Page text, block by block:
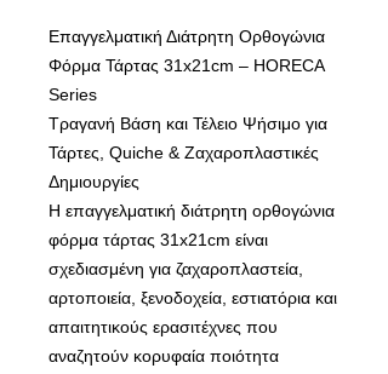
Επαγγελματική Διάτρητη Ορθογώνια
Φόρμα Τάρτας 31x21cm – HORECA
Series
Τραγανή Βάση και Τέλειο Ψήσιμο για
Τάρτες, Quiche & Ζαχαροπλαστικές
Δημιουργίες
Η επαγγελματική διάτρητη ορθογώνια
φόρμα τάρτας 31x21cm είναι
σχεδιασμένη για ζαχαροπλαστεία,
αρτοποιεία, ξενοδοχεία, εστιατόρια και
απαιτητικούς ερασιτέχνες που
αναζητούν κορυφαία ποιότητα